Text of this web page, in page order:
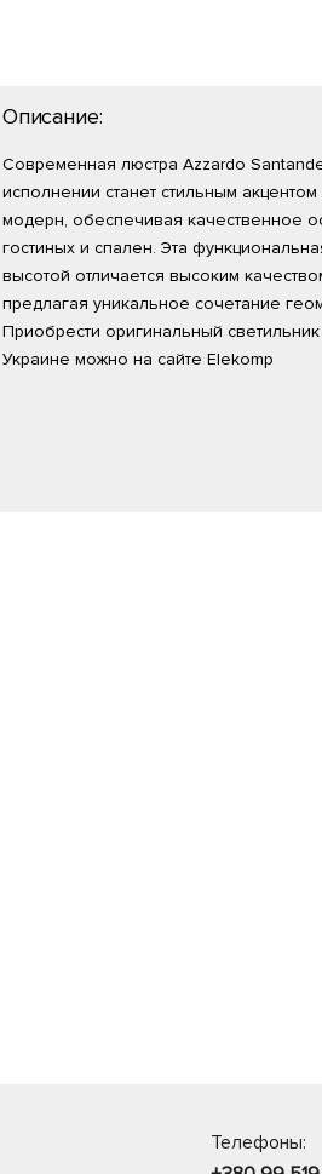
Описание:
Современная люстра Azzardo
исполнении станет стильным
модерн, обеспечивая качественное
гостиных и спален. Эта
высотой отличается высоким
предлагая уникальное сочетание
Приобрести оригинальный
Украине можно на сайте Elekomp
Телефоны: